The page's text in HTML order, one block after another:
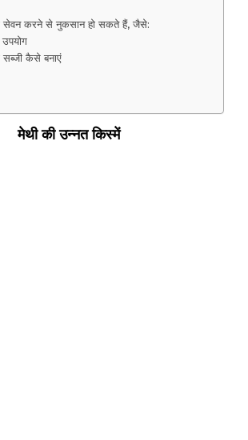
सेवन करने से नुकसान हो सकते हैं, जैसे:
सब्जी कैसे बनाएं
मेथी की उन्नत किस्में